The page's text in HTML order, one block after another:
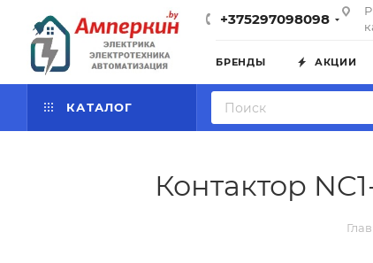
+375297098098
БРЕНДЫ АКЦИИ
КАТАЛОГ
Контактор